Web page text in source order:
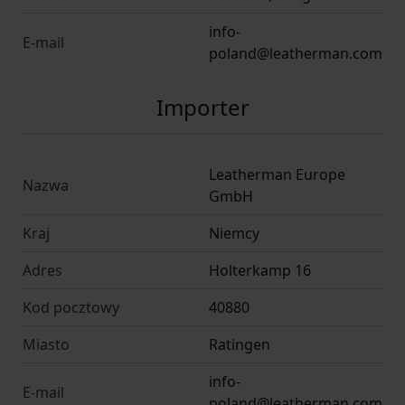
Producent:
Leatherman, USA
E-mail
info-
poland@leatherman.com
Importer
Nazwa
Leatherman Europe
GmbH
Kraj
Niemcy
Adres
Holterkamp 16
Kod pocztowy
40880
Miasto
Ratingen
E-mail
info-